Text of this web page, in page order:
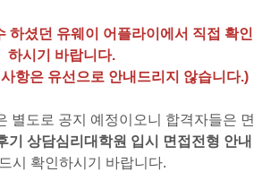
하셨던 유웨이 어플라이에서 직접 확인
하시기 바랍니다.
항은 유선으로 안내드리지 않습니다.)
별도로 공지 예정이오니 합격자들은 면
기 상담심리대학원 입시 면접전형 안내
시 확인하시기 바랍니다.